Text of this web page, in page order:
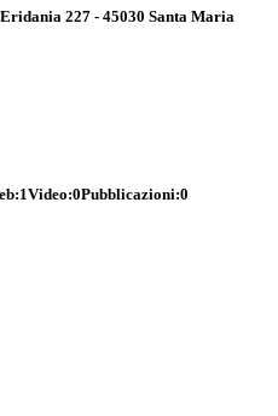
227 - 45030 Santa Maria
1Video:0Pubblicazioni:0